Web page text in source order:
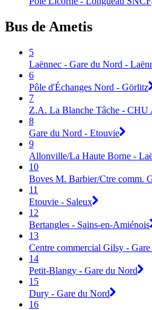
Bus de Ametis
5
Laënnec - Gare du Nord -
6
Pôle d'Échanges Nord - Görlitz
7
Z.A. La Blanche Tâche - CHU
8
Gare du Nord - Etouvie
9
Allonville/La Haute Borne -
10
Boves M. Barbier/Ctre comm.
11
Etouvie - Saleux
12
Bertangles - Sains-en-Amiénois
13
Centre commercial Gilsy -
14
Petit-Blangy - Gare du Nord
15
Dury - Gare du Nord
16